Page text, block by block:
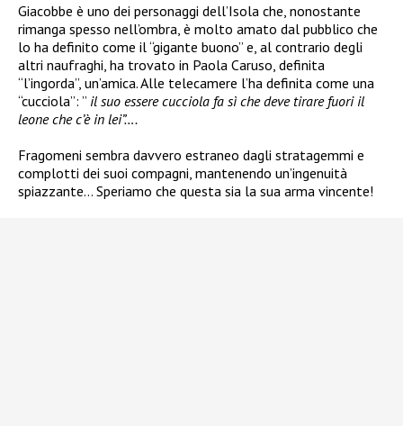
Giacobbe è uno dei personaggi dell’Isola che, nonostante
rimanga spesso nell’ombra, è molto amato dal pubblico che
lo ha definito come il “gigante buono” e, al contrario degli
altri naufraghi, ha trovato in Paola Caruso, definita
“l’ingorda”, un’amica. Alle telecamere l’ha definita come una
“cucciola”: ” il suo essere cucciola fa sì che deve tirare fuori il
leone che c’è in lei”….
Fragomeni sembra davvero estraneo dagli stratagemmi e
complotti dei suoi compagni, mantenendo un’ingenuità
spiazzante… Speriamo che questa sia la sua arma vincente!